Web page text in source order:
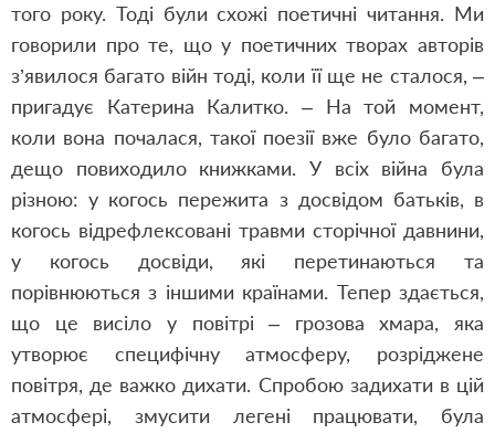
того року. Тоді були схожі поетичні читання. Ми
говорили про те, що у поетичних творах авторів
з’явилося багато війн тоді, коли її ще не сталося, –
пригадує Катерина Калитко. – На той момент,
коли вона почалася, такої поезії вже було багато,
дещо повиходило книжками. У всіх війна була
різною: у когось пережита з досвідом батьків, в
когось відрефлексовані травми сторічної давнини,
у когось досвіди, які перетинаються та
порівнюються з іншими країнами. Тепер здається,
що це висіло у повітрі – грозова хмара, яка
утворює специфічну атмосферу, розріджене
повітря, де важко дихати. Спробою задихати в цій
атмосфері, змусити легені працювати, була